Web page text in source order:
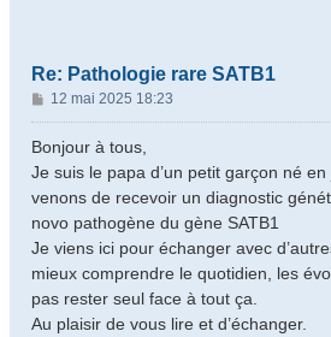
Re: Pathologie rare SATB1
M
e
s
g
e
12 mai 2025 18:23
Bonjour à tous,
Je suis le papa d’un petit garçon né
venons de recevoir un diagnostic
novo pathogène du gène SATB1
Je viens ici pour échanger avec
mieux comprendre le quotidien, les
pas rester seul face à tout ça.
Au plaisir de vous lire et d’échanger.